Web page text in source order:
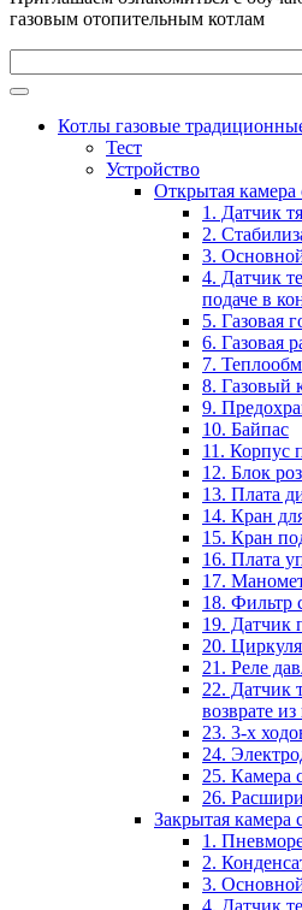
газовым отопительным котлам
Котлы газовые
Тест
Устройство
Открытая камера
1. Датчик
2.
3.
4. Датчик
подаче в
5. Газовая
6. Газовая
7.
8. Газовый
9.
10. Байпас
11. Корпус
12. Блок
13. Плата
14. Кран
15. Кран
16. Плата
17.
18. Фильтр
19. Датчик
20.
21. Реле
22. Датчик
возврате
23. 3-х
24.
25. Камера
26.
Закрытая камера
1.
2.
3.
4. Датчик